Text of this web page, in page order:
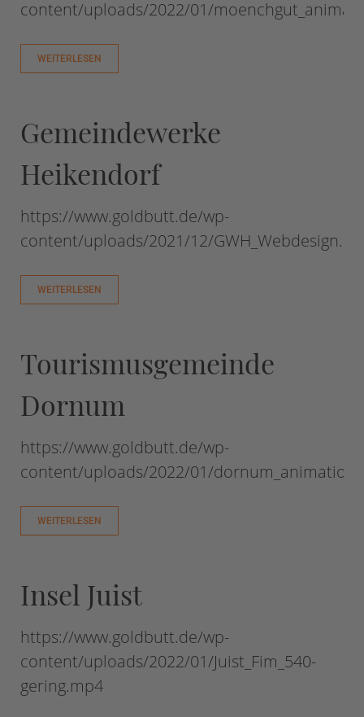
content/uploads/2022/01/
WEITERLESEN
Gemeindewerke
Heikendorf
https://www.goldbutt.de/wp-
content/uploads/2021/12/
WEITERLESEN
Tourismusgemeinde
Dornum
https://www.goldbutt.de/wp-
content/uploads/2022/01/
WEITERLESEN
Insel Juist
https://www.goldbutt.de/wp-
content/uploads/2022/01/Juist_Fim_540-
gering.mp4